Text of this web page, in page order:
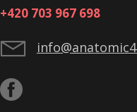
+420 703 967 698